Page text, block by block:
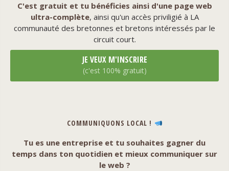
C'est gratuit et tu bénéficies ainsi d'une page web
ultra-complète, ainsi qu'un accès priviligié à LA
communauté des bretonnes et bretons intéressés par le
circuit court.
JE VEUX M'INSCRIRE
(c'est 100% gratuit)
COMMUNIQUONS LOCAL !
Tu es une entreprise et tu souhaites gagner du
temps dans ton quotidien et mieux communiquer sur
le web ?